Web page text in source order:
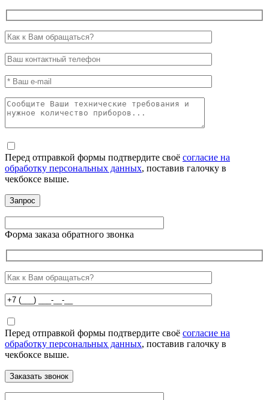
Перед отправкой формы подтвердите своё согласие на
обработку персональных данных, поставив галочку в
чекбоксе выше.
Форма заказа обратного звонка
Перед отправкой формы подтвердите своё согласие на
обработку персональных данных, поставив галочку в
чекбоксе выше.